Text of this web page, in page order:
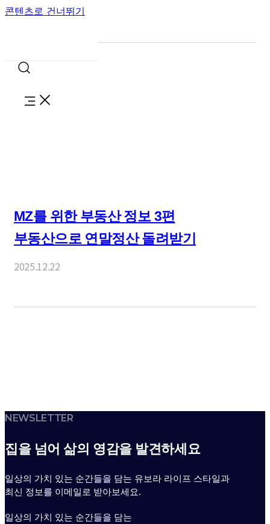
콘텐츠로 건너뛰기
MZ를 위한 부동산 정보 3편
부동산으로 연말정산 돌려받기
2025.12.22
NEWSLETTER
집을 넘어 삶의 영감을 발견하세요
일상의 가치 있는 순간들을 담는 유보라 라이프 스타일과
최신 정보를 이메일로 받아보세요.
일상의 가치 있는 순간들을 담는